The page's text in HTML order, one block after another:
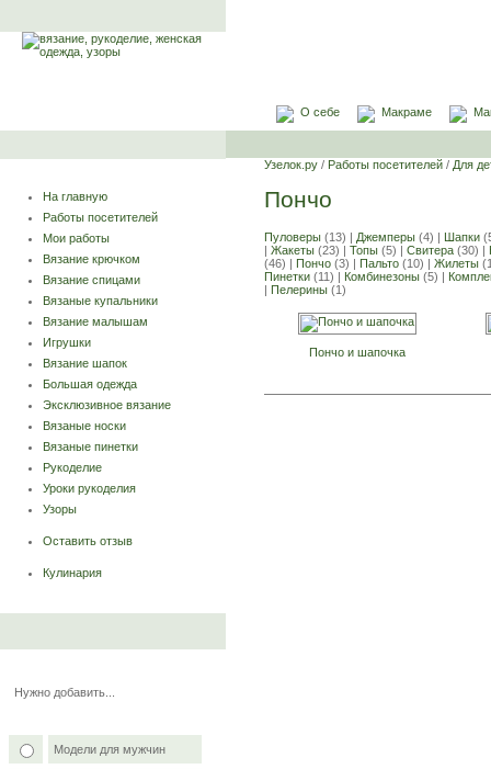
О себе Макраме
На главную
Работы посетителей
Мои работы
Вязание крючком
Вязание спицами
Вязаные купальники
Вязание малышам
Игрушки
Вязание шапок
Большая одежда
Эксклюзивное вязание
Вязаные носки
Вязаные пинетки
Рукоделие
Уроки рукоделия
Узоры
Оставить отзыв
Кулинария
Нужно добавить...
Модели для мужчин
Узелок.ру / Работы посетителей / Для
Пончо
Пуловеры (13) | Джемперы (4) | Шапки
| Жакеты (23) | Топы (5) | Свитера (30) |
(46) | Пончо (3) | Пальто (10) | Жилеты
Пинетки (11) | Комбинезоны (5) |
| Пелерины (1)
Пончо и шапочка